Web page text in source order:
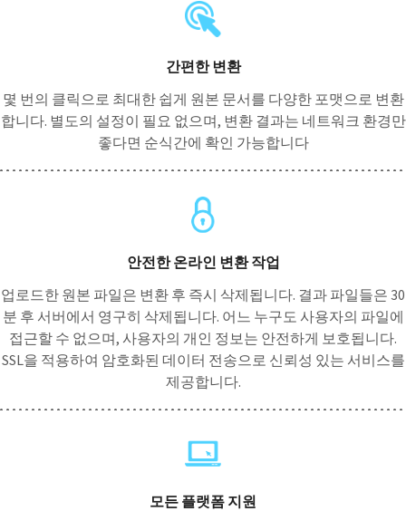
간편한 변환
몇 번의 클릭으로 최대한 쉽게 원본 문서를 다양한 포맷으로 변환
합니다. 별도의 설정이 필요 없으며, 변환 결과는 네트워크 환경만
좋다면 순식간에 확인 가능합니다
안전한 온라인 변환 작업
업로드한 원본 파일은 변환 후 즉시 삭제됩니다. 결과 파일들은 30
분 후 서버에서 영구히 삭제됩니다. 어느 누구도 사용자의 파일에
접근할 수 없으며, 사용자의 개인 정보는 안전하게 보호됩니다.
SSL을 적용하여 암호화된 데이터 전송으로 신뢰성 있는 서비스를
제공합니다.
모든 플랫폼 지원